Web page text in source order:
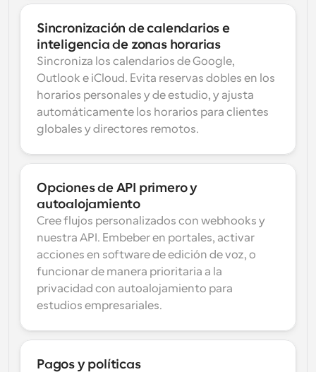
Sincronización de calendarios e
inteligencia de zonas horarias
Sincroniza los calendarios de Google,
Outlook e iCloud. Evita reservas dobles en los
horarios personales y de estudio, y ajusta
automáticamente los horarios para clientes
globales y directores remotos.
Opciones de API primero y
autoalojamiento
Cree flujos personalizados con webhooks y
nuestra API. Embeber en portales, activar
acciones en software de edición de voz, o
funcionar de manera prioritaria a la
privacidad con autoalojamiento para
estudios empresariales.
Pagos y políticas